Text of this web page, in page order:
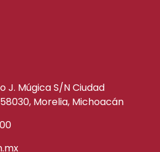
J. Múgica S/N Ciudad
Morelia, Michoacán